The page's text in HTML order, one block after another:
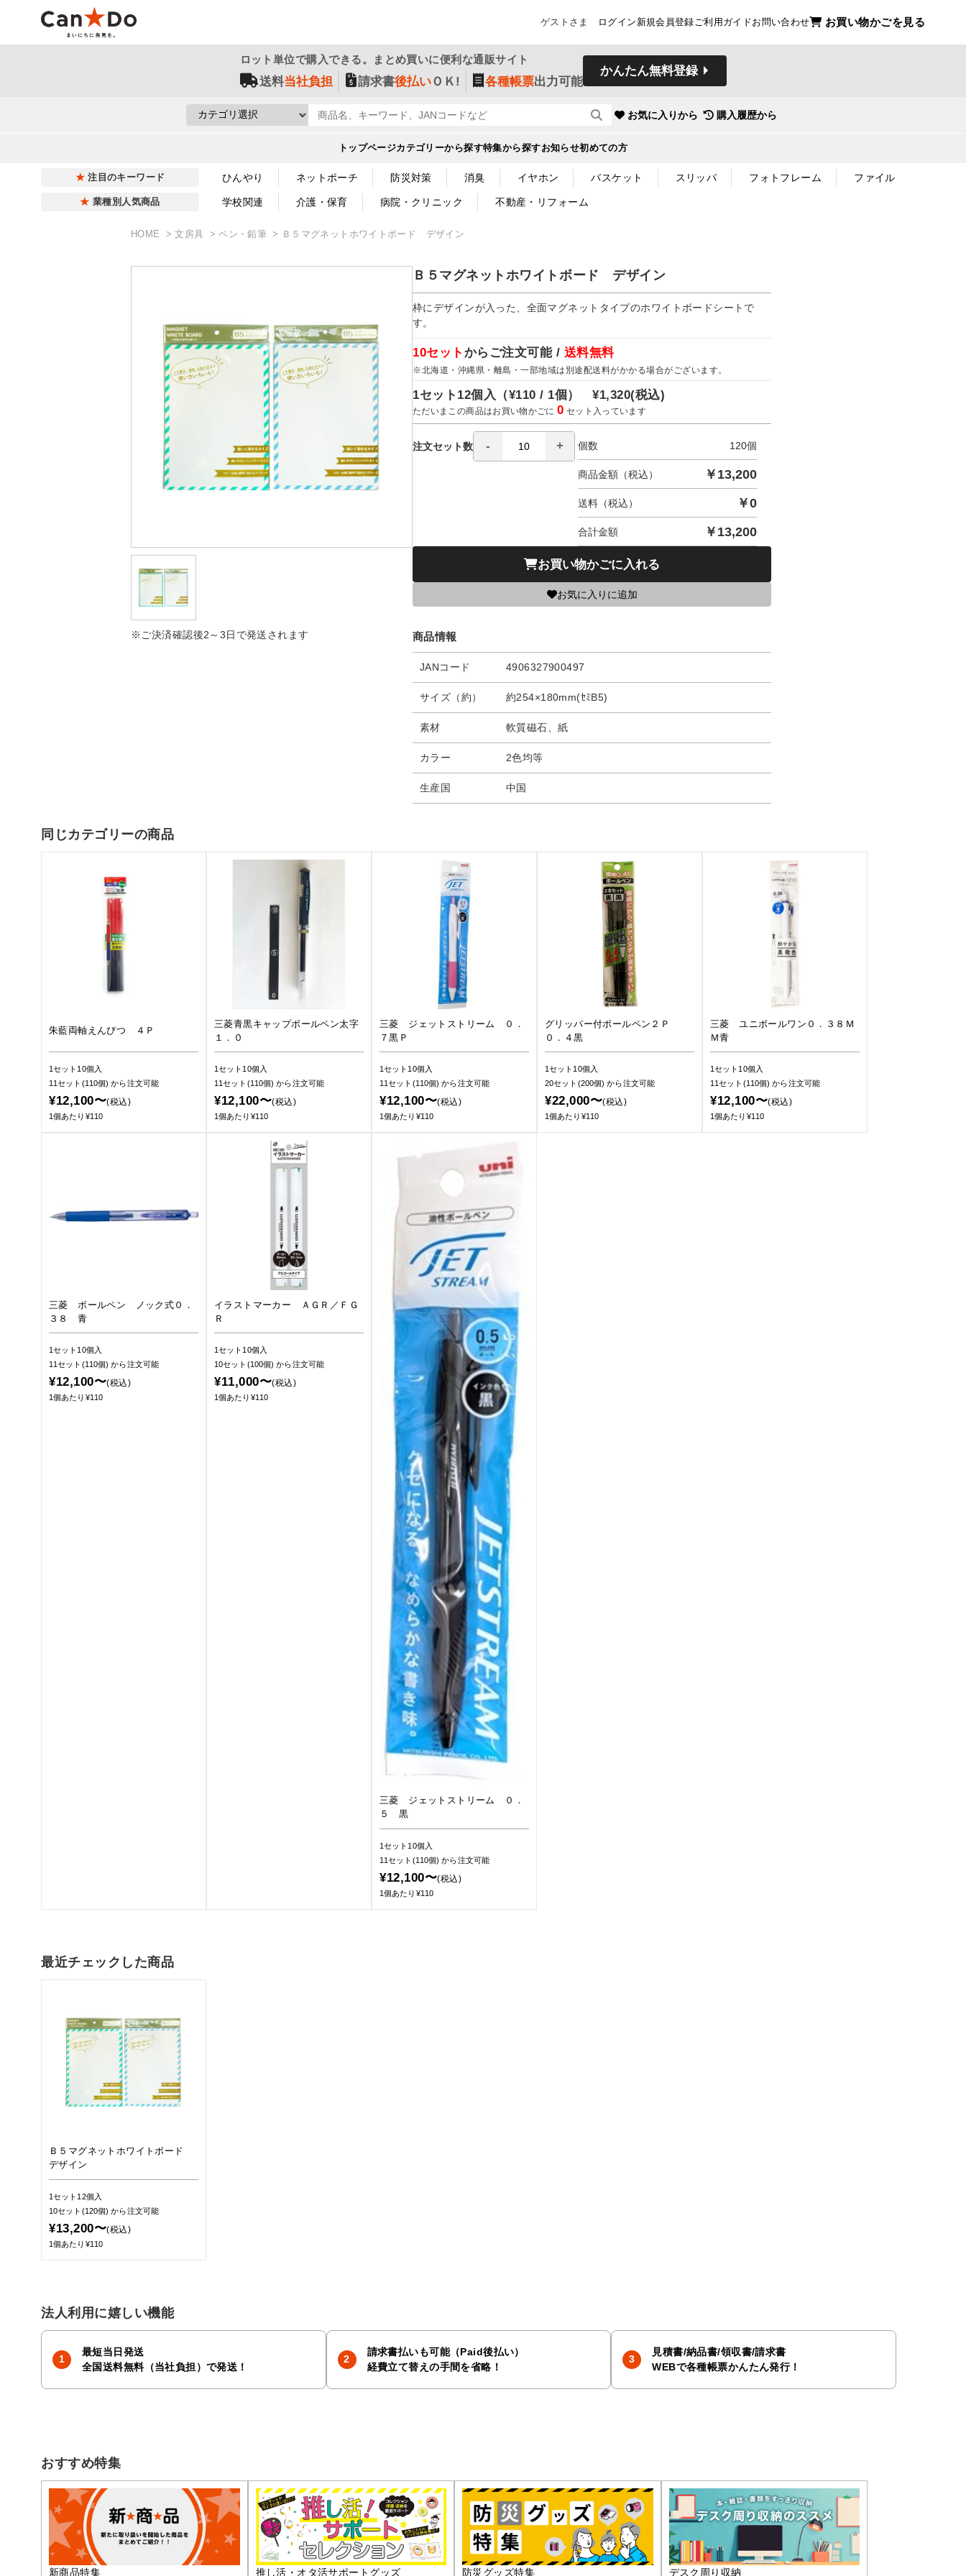
ゲストさま ログイン 新規会員登録ご利用ガイドお問い合わせ お買い物かごを見る
ロット単位で購入できる。まとめ買いに便利な通販サイト
送料当社負担 請求書後払いＯＫ! 各種帳票出力可能
かんたん無料登録
お気に入りから 購入履歴から
トップページカテゴリーから探す特集から探すお知らせ初めての方
注目のキーワード ひんやり ネットポーチ 防災対策 消臭 イヤホン バスケット スリッパ フォトフレーム ファイル
業種別人気商品 学校関連 介護・保育 病院・クリニック 不動産・リフォーム
HOME 文房具 ペン・鉛筆 Ｂ５マグネットホワイトボード デザイン
※ご決済確認後2～3日で発送されます
Ｂ５マグネットホワイトボード デザイン
枠にデザインが入った、全面マグネットタイプのホワイトボードシートで
す。
10セット からご注文可能 / 送料無料
※北海道・沖縄県・離島・一部地域は別途配送料がかかる場合がございます。
1セット12個入（¥110 / 1個）¥1,320(税込)
ただいまこの商品はお買い物かごに0 セット入っています
注文セット数 個数 120個
商品金額（税込） ￥ 13,200
送料（税込） ￥0
合計金額 ￥ 13,200
お買い物かごに入れる
お気に入りに追加
商品情報
JANコード 4906327900497
サイズ（約） 約254×180mm(ｾﾐB5)
素材 軟質磁石、紙
カラー 2色均等
生産国 中国
同じカテゴリーの商品
朱藍両軸えんぴつ ４Ｐ
1セット10個入
11セット(110個)から注文可能
¥12,100〜(税込)
1個あたり¥110
三菱青黒キャップボールペン太字
１．０
1セット10個入
11セット(110個)から注文可能
¥12,100〜(税込)
1個あたり¥110
三菱 ジェットストリーム ０．
７黒Ｐ
1セット10個入
11セット(110個)から注文可能
¥12,100〜(税込)
1個あたり¥110
グリッパー付ボールペン２Ｐ
０．４黒
1セット10個入
20セット(200個)から注文可能
¥22,000〜(税込)
1個あたり¥110
三菱 ユニボールワン０．３８Ｍ
Ｍ青
1セット10個入
11セット(110個)から注文可能
¥12,100〜(税込)
1個あたり¥110
三菱 ボールペン ノック式０．
３８ 青
1セット10個入
11セット(110個)から注文可能
¥12,100〜(税込)
1個あたり¥110
イラストマーカー ＡＧＲ／ＦＧ
Ｒ
1セット10個入
10セット(100個)から注文可能
¥11,000〜(税込)
1個あたり¥110
三菱 ジェットストリーム ０．
５ 黒
1セット10個入
11セット(110個)から注文可能
¥12,100〜(税込)
1個あたり¥110
最近チェックした商品
Ｂ５マグネットホワイトボード
デザイン
1セット12個入
10セット(120個)から注文可能
¥13,200〜(税込)
1個あたり¥110
法人利用に嬉しい機能
最短当日発送
全国送料無料（当社負担）で発送！
請求書払いも可能（Paid後払い）
経費立て替えの手間を省略！
見積書/納品書/領収書/請求書
WEBで各種帳票かんたん発行！
おすすめ特集
新商品特集 推し活・オタ活サポートグッズ 防災グッズ特集 デスク周り収納